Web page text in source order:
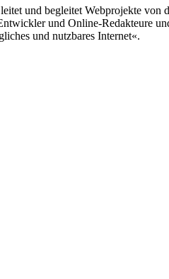
und begleitet Webprojekte
und Online-Redakteure
und nutzbares Internet«.